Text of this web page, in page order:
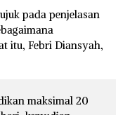
pada penjelasan
itu, Febri Diansyah,
maksimal 20